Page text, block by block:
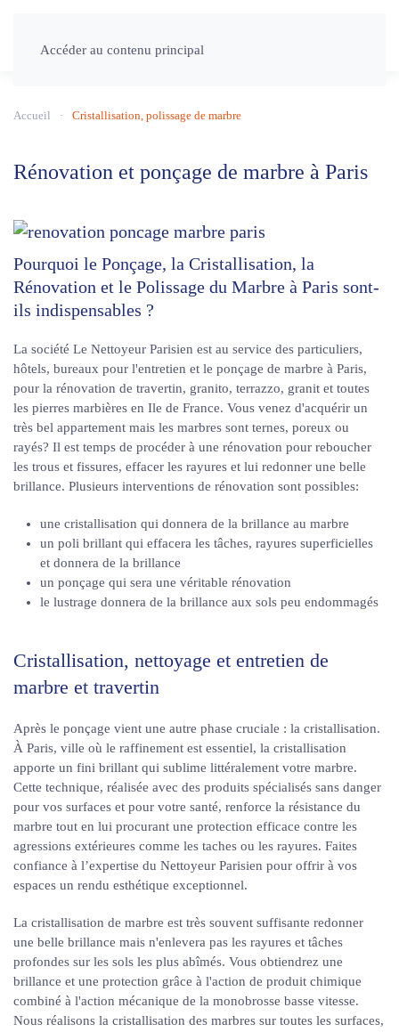
Accéder au contenu principal
Accueil Cristallisation, polissage de marbre
Rénovation et ponçage de marbre à Paris
Pourquoi le Ponçage, la Cristallisation, la
Rénovation et le Polissage du Marbre à Paris sont-
ils indispensables ?
La société Le Nettoyeur Parisien est au service des particuliers,
hôtels, bureaux pour l'entretien et le ponçage de marbre à Paris,
pour la rénovation de travertin, granito, terrazzo, granit et toutes
les pierres marbières en Ile de France. Vous venez d'acquérir un
très bel appartement mais les marbres sont ternes, poreux ou
rayés? Il est temps de procéder à une rénovation pour reboucher
les trous et fissures, effacer les rayures et lui redonner une belle
brillance. Plusieurs interventions de rénovation sont possibles:
une cristallisation qui donnera de la brillance au marbre
un poli brillant qui effacera les tâches, rayures superficielles
et donnera de la brillance
un ponçage qui sera une véritable rénovation
le lustrage donnera de la brillance aux sols peu endommagés
Cristallisation, nettoyage et entretien de
marbre et travertin
Après le ponçage vient une autre phase cruciale : la cristallisation.
À Paris, ville où le raffinement est essentiel, la cristallisation
apporte un fini brillant qui sublime littéralement votre marbre.
Cette technique, réalisée avec des produits spécialisés sans danger
pour vos surfaces et pour votre santé, renforce la résistance du
marbre tout en lui procurant une protection efficace contre les
agressions extérieures comme les taches ou les rayures. Faites
confiance à l’expertise du Nettoyeur Parisien pour offrir à vos
espaces un rendu esthétique exceptionnel.
La cristallisation de marbre est très souvent suffisante redonner
une belle brillance mais n'enlevera pas les rayures et tâches
profondes sur les sols les plus abîmés. Vous obtiendrez une
brillance et une protection grâce à l'action de produit chimique
combiné à l'action mécanique de la monobrosse basse vitesse.
Nous réalisons la cristallisation des marbres sur toutes les surfaces,